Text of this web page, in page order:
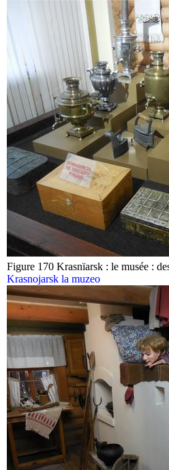
Figure 170 Krasnïarsk : le musée :
Krasnojarsk la muzeo